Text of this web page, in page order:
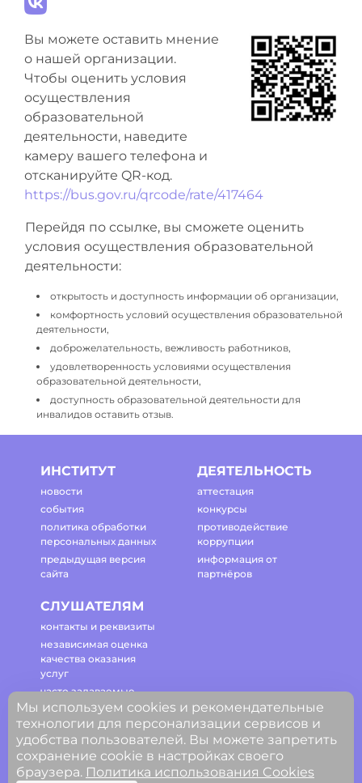
Вы можете оставить мнение
о нашей организации.
Чтобы оценить условия
осуществления
образовательной
деятельности, наведите
камеру вашего телефона и
отсканируйте QR-код.
https://bus.gov.ru/qrcode/rate/417464
Перейдя по ссылке, вы сможете оценить
условия осуществления образовательной
деятельности:
открытость и доступность информации об организации,
комфортность условий осуществления образовательной
деятельности,
доброжелательность, вежливость работников,
удовлетворенность условиями осуществления
образовательной деятельности,
доступность образовательной деятельности для
инвалидов оставить отзыв.
ИНСТИТУТ
новости
события
политика обработки
персональных данных
предыдущая версия
сайта
ДЕЯТЕЛЬНОСТЬ
аттестация
конкурсы
противодействие
коррупции
информация от
партнёров
СЛУШАТЕЛЯМ
контакты и реквизиты
независимая оценка
качества оказания
услуг
часто задаваемые
вопросы
регламент работы
сайта
Мы используем cookies и рекомендательные
технологии для персонализации сервисов и
удобства пользователей. Вы можете запретить
сохранение cookie в настройках своего
браузера. Политика использования Cookies